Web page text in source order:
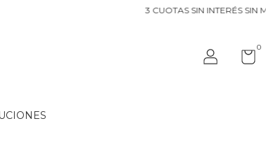
3 CUOTAS SIN INTERÉS SIN MÍNIMO DE COMPRA
0